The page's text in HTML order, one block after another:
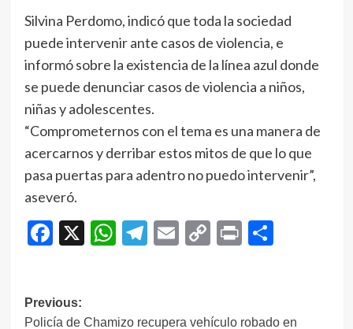
Silvina Perdomo, indicó que toda la sociedad
puede intervenir ante casos de violencia, e
informó sobre la existencia de la línea azul donde
se puede denunciar casos de violencia a niños,
niñas y adolescentes.
“Comprometernos con el tema es una manera de
acercarnos y derribar estos mitos de que lo que
pasa puertas para adentro no puedo intervenir”,
aseveró.
Facebook
X WhatsApp
Telegram
EmailCopy
Print
Navegación
Previous:
Policía de Chamizo recupera vehículo robado en